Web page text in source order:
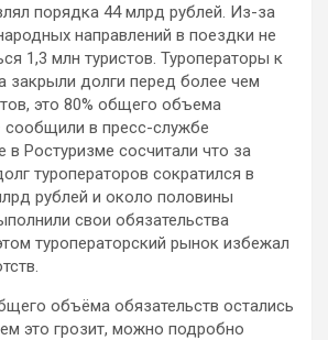
порядка 44 млрд рублей. Из-за
направлений в поездки не
1,3 млн туристов. Туроператоры к
закрыли долги перед более чем
это 80% общего объема
сообщили в пресс-службе
в Ростуризме сосчитали что за
туроператоров сократился в
рублей и около половины
свои обязательства
туроператорский рынок избежал
объёма обязательств остались
это грозит, можно подробно